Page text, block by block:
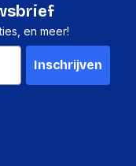
en meer!
Inschrijven